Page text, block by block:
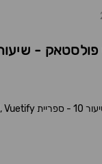
- שיעור